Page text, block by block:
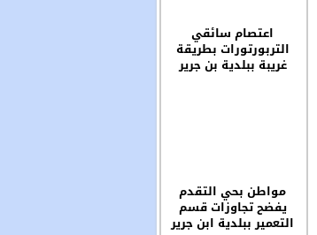
اعتصام سائقي
التربورتورات بطريقة
غريبة ببلدية بن جرير
مواطن بحي التقدم
يفضح تجاوزات قسم
التعمير ببلدية ابن جرير